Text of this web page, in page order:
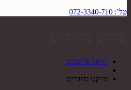
טל’: 072-3340-710
רויאל פרקטים
פרקט בחדרים